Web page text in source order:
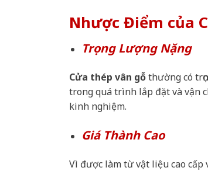
Nhược Điểm của
Trọng Lượng Nặng
Cửa thép vân gỗthường có
trong quá trình lắp đặt và vận
kinh nghiệm.
Giá Thành Cao
Vì được làm từ vật liệu cao